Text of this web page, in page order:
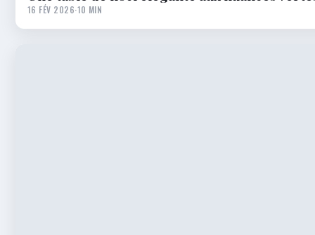
16 FÉV 2026·10 MIN